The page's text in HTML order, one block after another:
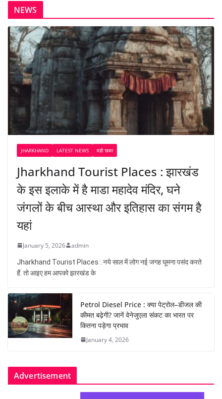
NEWS
JHARKHAND LATEST NEWS बड़ी खबर
Jharkhand Tourist Places : झारखंड
के इस इलाके में है माडा महादेव मंदिर, घने
जंगलों के बीच आस्था और इतिहास का संगम है
यहां
January 5, 2026 admin
Jharkhand Tourist Places : नये साल में लोग नई जगह घूमना पसंद करते
हैं. तो आइए हम आपको झारखंड के
Petrol Diesel Price : क्या पेट्रोल–डीजल की
कीमत बढ़ेगी? जानें वेनेजुएला संकट का भारत पर
कितना पड़ेगा प्रभाव
January 4, 2026
Advertisement